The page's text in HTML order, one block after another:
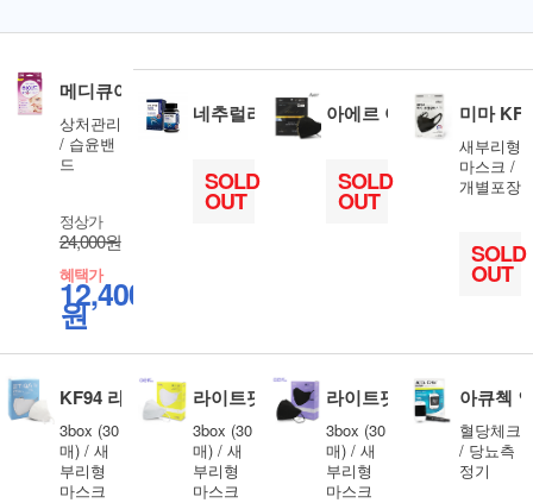
메디큐어 하이드밴드 S
상처관리
/ 습윤밴
드
정상가
24,000원
혜택가
12,400
원
네추럴라이즈 콘드로이친 1200 고함량 60
SOLD
OUT
아에르 어드밴스드 KF94
SOLD
OUT
미마
새부리형
마스크 /
개별포장
SOLD
OUT
KF94 라운드베이직 대형(화이트)
3box (30
매) / 새
부리형
마스크
라이트핏 KF94 대형(화이트)
3box (30
매) / 새
부리형
마스크
라이트핏 KF94 대형(블랙)
3box (30
매) / 새
부리형
마스크
아큐첵
혈당체크
/ 당뇨측
정기